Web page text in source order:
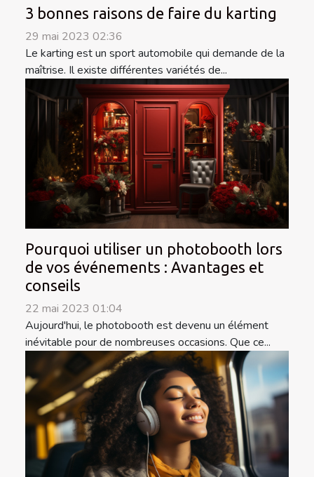
3 bonnes raisons de faire du karting
29 mai 2023 02:36
Le karting est un sport automobile qui demande de la
maîtrise. Il existe différentes variétés de...
Pourquoi utiliser un photobooth lors
de vos événements : Avantages et
conseils
22 mai 2023 01:04
Aujourd'hui, le photobooth est devenu un élément
inévitable pour de nombreuses occasions. Que ce...